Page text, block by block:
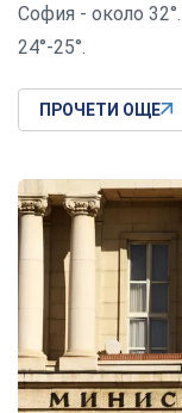
София - около
24°-25°.
ПРОЧЕТИ ОЩЕ